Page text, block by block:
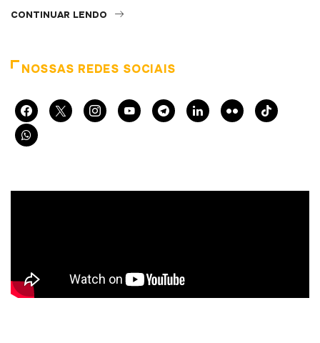
CONTINUAR LENDO
NOSSAS REDES SOCIAIS